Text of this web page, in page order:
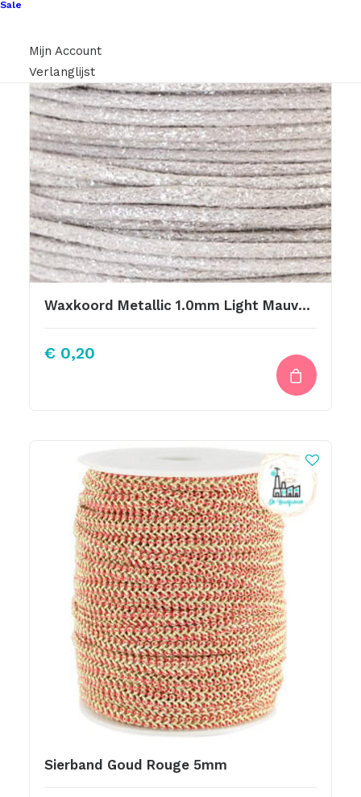
Sale
Mijn Account
Verlanglijst
Waxkoord Metallic 1.0mm Light Mauve Purple
€ 0,20
Sierband Goud Rouge 5mm